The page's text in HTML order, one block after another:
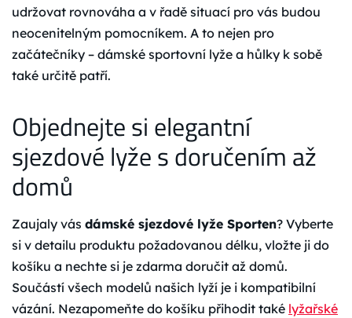
udržovat rovnováha a v řadě situací pro vás budou
neocenitelným pomocníkem. A to nejen pro
začátečníky – dámské sportovní lyže a hůlky k sobě
také určitě patří.
Objednejte si elegantní
sjezdové lyže s doručením až
domů
Zaujaly vás dámské sjezdové lyže Sporten? Vyberte
si v detailu produktu požadovanou délku, vložte ji do
košíku a nechte si je zdarma doručit až domů.
Součástí všech modelů našich lyží je i kompatibilní
vázání. Nezapomeňte do košíku přihodit také lyžařské